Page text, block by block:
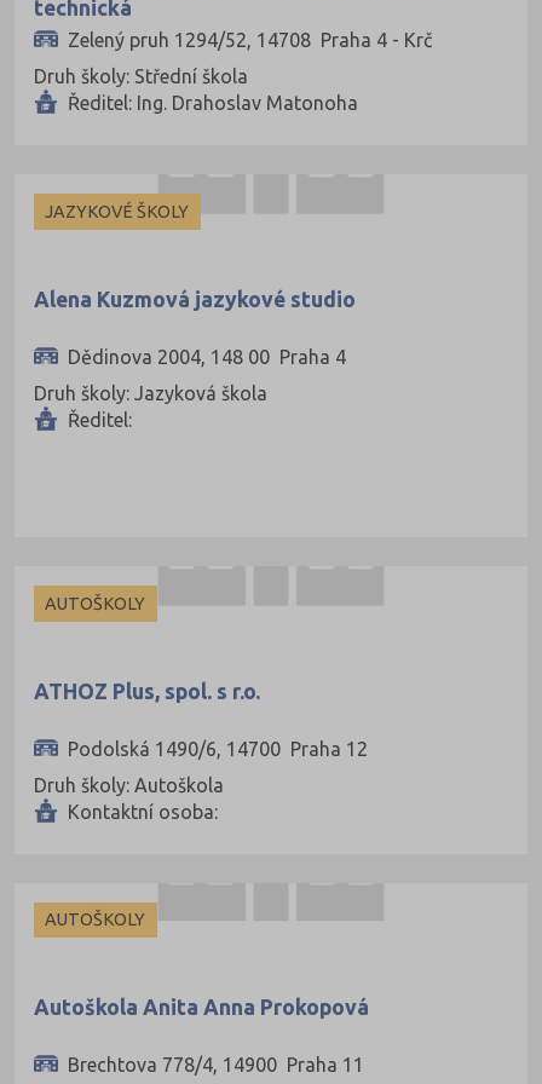
Rakovník (46)
Rychnov nad Kněžnou (81)
Strakonice (65)
Šumperk (111)
Tábor (88)
Tachov (41)
Teplice (76)
Ústí nad Labem (74)
Vsetín (132)
Zlín (161)
Znojmo (98)
technická
Zelený pruh 1294/52, 14708 Praha 4 - Krč
Druh školy: Střední škola
Ředitel: Ing. Drahoslav Matonoha
JAZYKOVÉ ŠKOLY
Alena Kuzmová jazykové studio
Dědinova 2004, 148 00 Praha 4
Druh školy: Jazyková škola
Ředitel:
AUTOŠKOLY
ATHOZ Plus, spol. s r.o.
Podolská 1490/6, 14700 Praha 12
Druh školy: Autoškola
Kontaktní osoba:
AUTOŠKOLY
Autoškola Anita Anna Prokopová
Brechtova 778/4, 14900 Praha 11